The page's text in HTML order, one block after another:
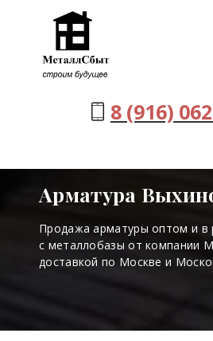
8 (916)
Арматура
Продажа арматуры оптом и в
с металлобазы от компании
доставкой по Москве и